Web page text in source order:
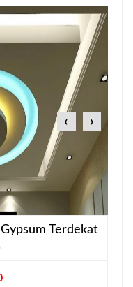
Terdekat
‹ ›